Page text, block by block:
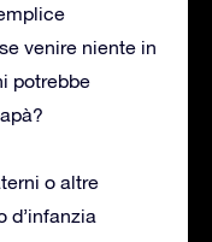
venire niente in
potrebbe
o altre
d’infanzia